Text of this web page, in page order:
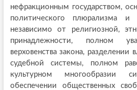
нефракционным государством,
политического плюрализма и
независимо от религиозной,
принадлежности, полном
верховенства закона, разделении
судебной системы, полном
культурном многообразии
обеспечении общественных